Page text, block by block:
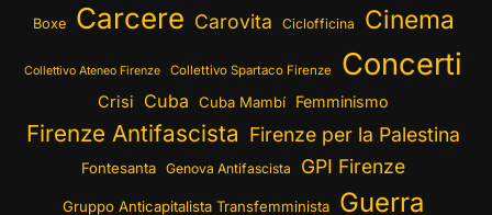
Boxe Carcere Carovita Ciclofficina Cinema
Collettivo Ateneo Firenze Collettivo Spartaco Firenze Concerti
Crisi Cuba Cuba Mambí Femminismo
Firenze Antifascista Firenze per la Palestina
Fontesanta Genova Antifascista GPI Firenze
Gruppo Anticapitalista Transfemminista Guerra